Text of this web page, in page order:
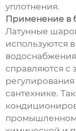
уплотнения.
Применение в
Латунные
используются
справляются с
регулирования
сантехнике.
промышленном